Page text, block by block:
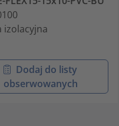
izolacyjna
Dodaj do listy
obserwowanych